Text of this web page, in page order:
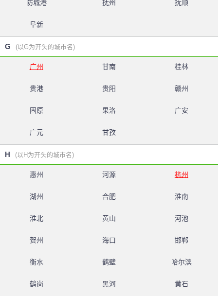
防城港 抚州 抚顺
阜新
G (以G为开头的城市名)
广州 甘南 桂林
贵港 贵阳 赣州
固原 果洛 广安
广元 甘孜
H (以H为开头的城市名)
惠州 河源 杭州
湖州 合肥 淮南
淮北 黄山 河池
贺州 海口 邯郸
衡水 鹤壁 哈尔滨
鹤岗 黑河 黄石